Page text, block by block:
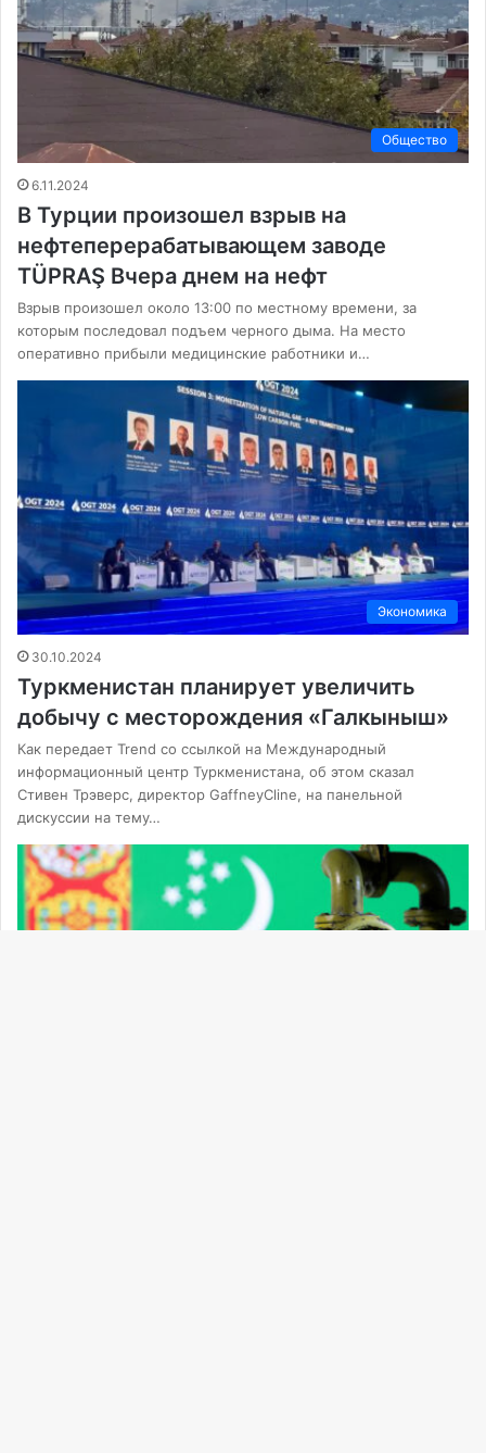
Общество
6.11.2024
В Турции произошел взрыв на
нефтеперерабатывающем заводе
TÜPRAŞ Вчера днем на нефт
Взрыв произошел около 13:00 по местному времени, за
которым последовал подъем черного дыма. На место
оперативно прибыли медицинские работники и…
Экономика
30.10.2024
Туркменистан планирует увеличить
добычу с месторождения «Галкыныш»
Как передает Trend со ссылкой на Международный
информационный центр Туркменистана, об этом сказал
Стивен Трэверс, директор GaffneyCline, на панельной
дискуссии на тему…